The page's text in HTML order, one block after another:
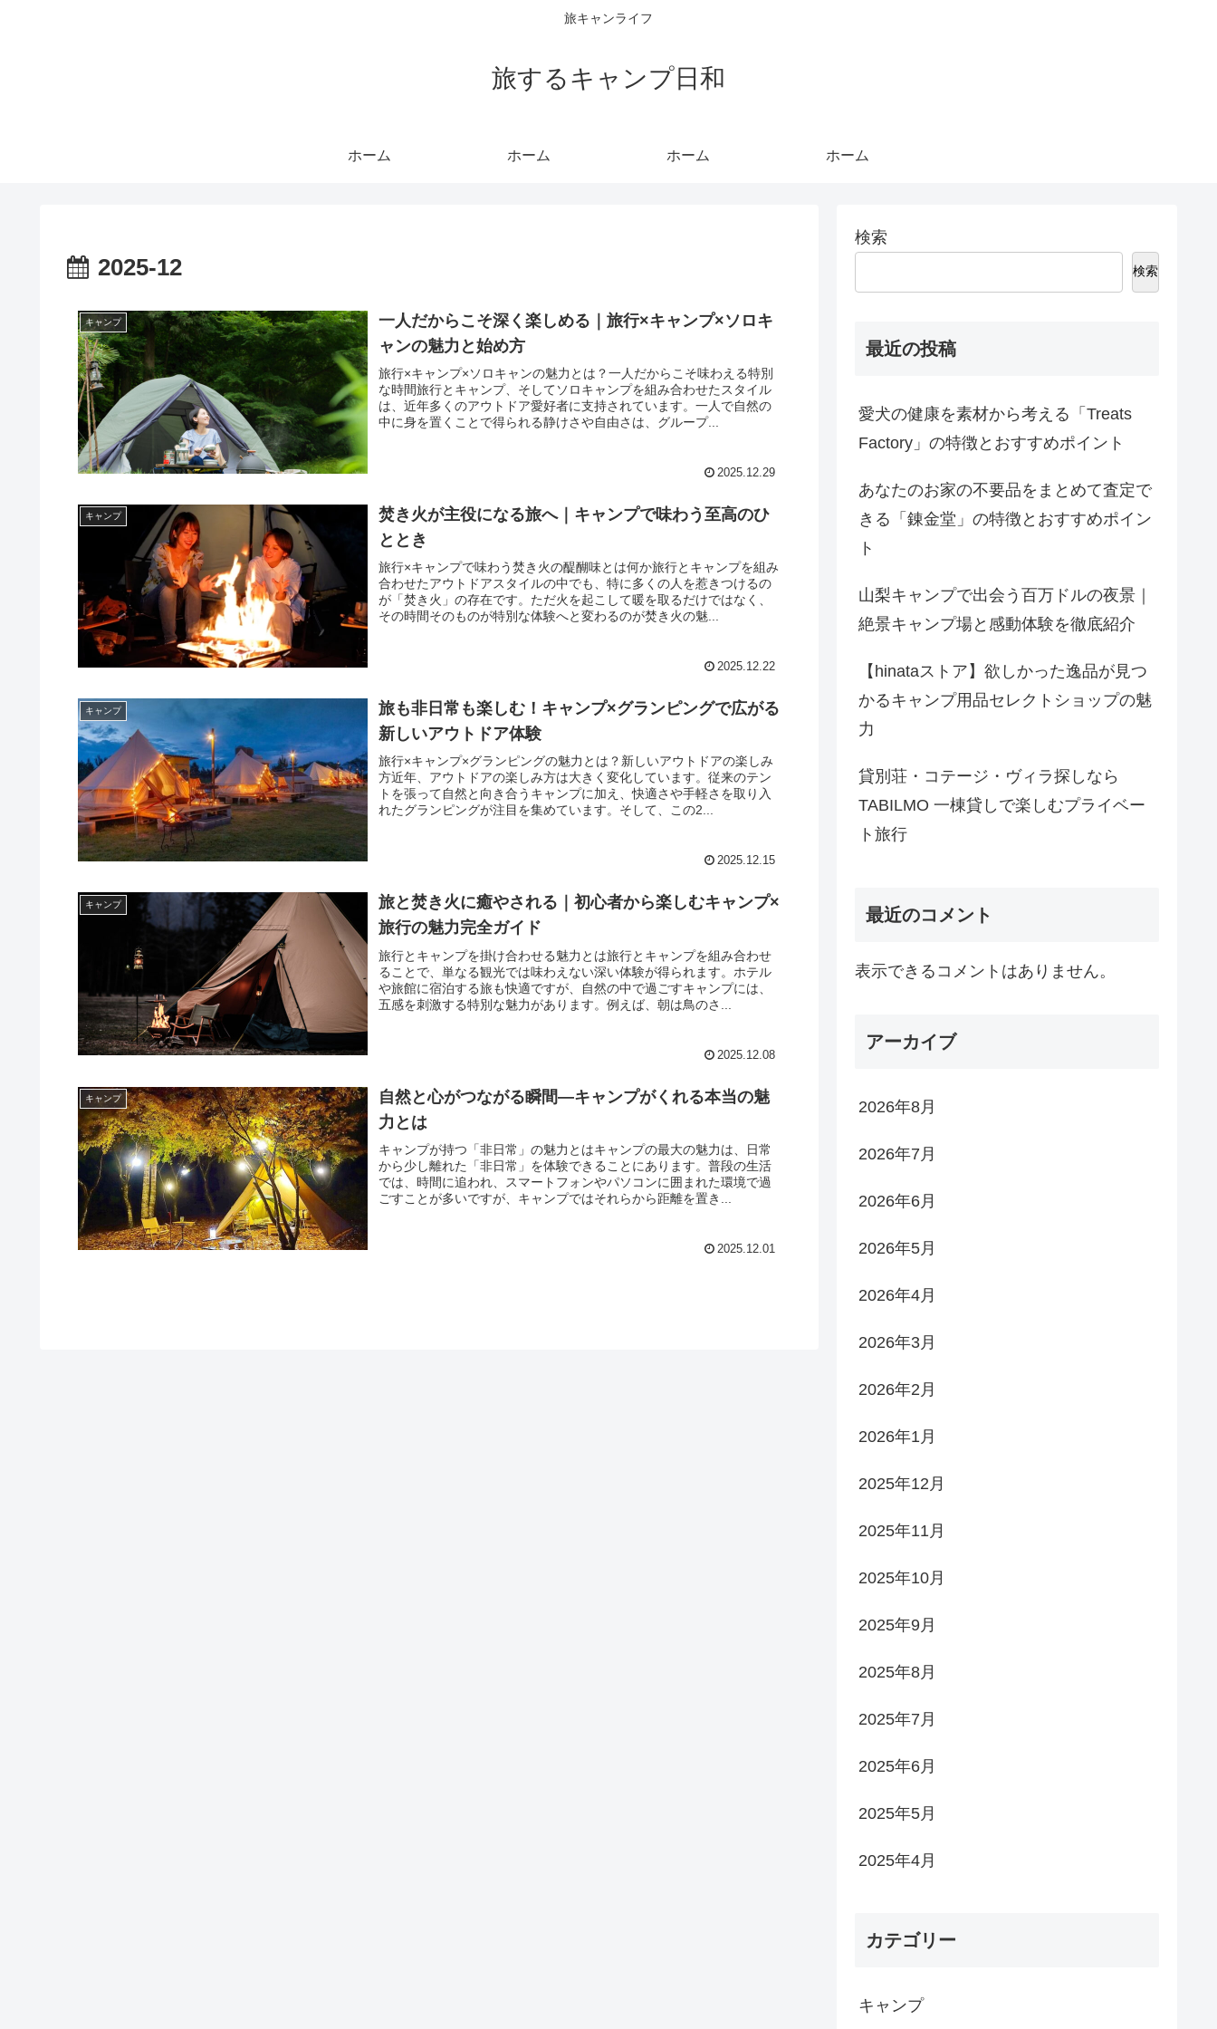
旅キャンライフ
旅するキャンプ日和
ホーム ホーム ホーム ホーム
2025-12
キャンプ
一人だからこそ深く楽しめる｜旅行×キャンプ×ソロキ
ャンの魅力と始め方
旅行×キャンプ×ソロキャンの魅力とは？一人だからこそ味わえる特別
な時間旅行とキャンプ、そしてソロキャンプを組み合わせたスタイル
は、近年多くのアウトドア愛好者に支持されています。一人で自然の
中に身を置くことで得られる静けさや自由さは、グループ...
2025.12.29
キャンプ
焚き火が主役になる旅へ｜キャンプで味わう至高のひ
ととき
旅行×キャンプで味わう焚き火の醍醐味とは何か旅行とキャンプを組み
合わせたアウトドアスタイルの中でも、特に多くの人を惹きつけるの
が「焚き火」の存在です。ただ火を起こして暖を取るだけではなく、
その時間そのものが特別な体験へと変わるのが焚き火の魅...
2025.12.22
キャンプ
旅も非日常も楽しむ！キャンプ×グランピングで広がる
新しいアウトドア体験
旅行×キャンプ×グランピングの魅力とは？新しいアウトドアの楽しみ
方近年、アウトドアの楽しみ方は大きく変化しています。従来のテン
トを張って自然と向き合うキャンプに加え、快適さや手軽さを取り入
れたグランピングが注目を集めています。そして、この2...
2025.12.15
キャンプ
旅と焚き火に癒やされる｜初心者から楽しむキャンプ×
旅行の魅力完全ガイド
旅行とキャンプを掛け合わせる魅力とは旅行とキャンプを組み合わせ
ることで、単なる観光では味わえない深い体験が得られます。ホテル
や旅館に宿泊する旅も快適ですが、自然の中で過ごすキャンプには、
五感を刺激する特別な魅力があります。例えば、朝は鳥のさ...
2025.12.08
キャンプ
自然と心がつながる瞬間―キャンプがくれる本当の魅
力とは
キャンプが持つ「非日常」の魅力とはキャンプの最大の魅力は、日常
から少し離れた「非日常」を体験できることにあります。普段の生活
では、時間に追われ、スマートフォンやパソコンに囲まれた環境で過
ごすことが多いですが、キャンプではそれらから距離を置き...
2025.12.01
検索
検索
最近の投稿
愛犬の健康を素材から考える「Treats
Factory」の特徴とおすすめポイント
あなたのお家の不要品をまとめて査定で
きる「錬金堂」の特徴とおすすめポイン
ト
山梨キャンプで出会う百万ドルの夜景｜
絶景キャンプ場と感動体験を徹底紹介
【hinataストア】欲しかった逸品が見つ
かるキャンプ用品セレクトショップの魅
力
貸別荘・コテージ・ヴィラ探しなら
TABILMO 一棟貸しで楽しむプライベー
ト旅行
最近のコメント
表示できるコメントはありません。
アーカイブ
2026年8月
2026年7月
2026年6月
2026年5月
2026年4月
2026年3月
2026年2月
2026年1月
2025年12月
2025年11月
2025年10月
2025年9月
2025年8月
2025年7月
2025年6月
2025年5月
2025年4月
カテゴリー
キャンプ